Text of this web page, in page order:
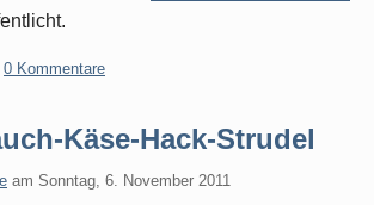
0 Kommentare
Käse-Hack-Strudel
am Sonntag, 6. November 2011